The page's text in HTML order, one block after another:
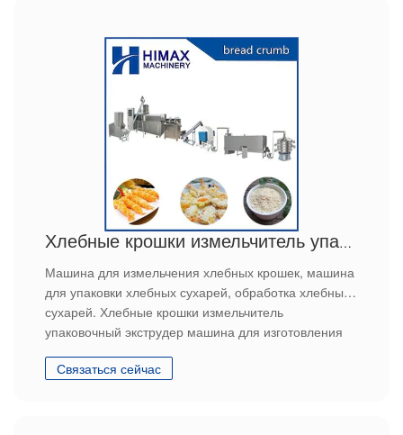
Хлебные крошки измельчитель упаковочный экструдер машина для изготовления
Машина для измельчения хлебных крошек, машина
для упаковки хлебных сухарей, обработка хлебных
сухарей. Хлебные крошки измельчитель
упаковочный экструдер машина для изготовления
Связаться сейчас